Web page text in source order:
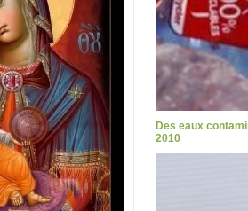
Des eaux
2010